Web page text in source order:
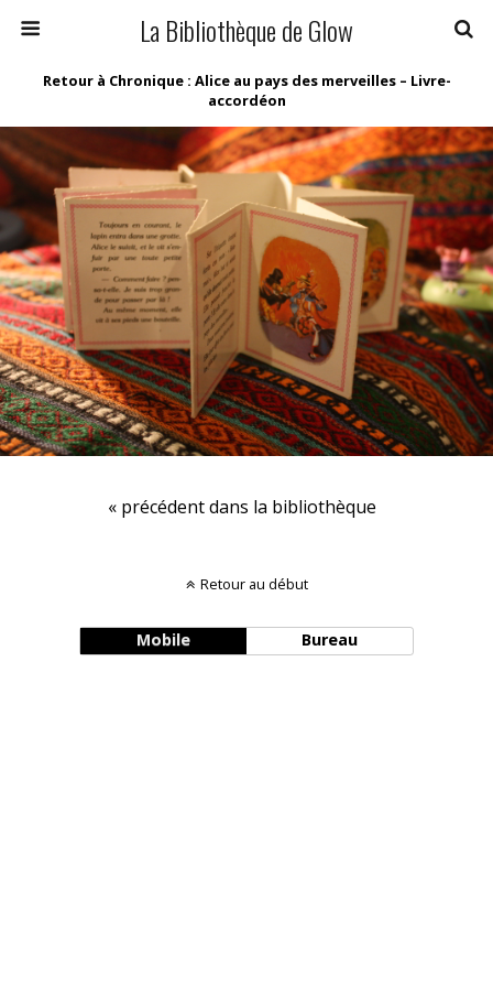
La Bibliothèque de Glow
Retour à Chronique : Alice au pays des merveilles – Livre-
accordéon
« précédent dans la bibliothèque
Retour au début
Mobile Bureau